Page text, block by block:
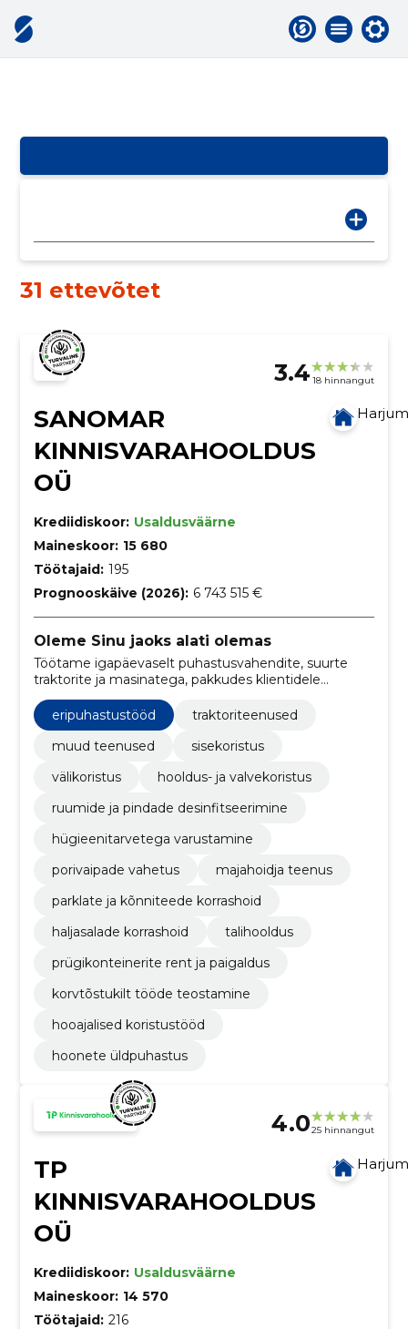
31 ettevõtet
3.4 18 hinnangut
SANOMAR
KINNISVARAHOOLDUS
OÜ
Krediidiskoor: Usaldusväärne
Maineskoor: 15 680
Töötajaid: 195
Prognooskäive (2026): 6 743 515 €
Oleme Sinu jaoks alati olemas
Töötame igapäevaselt puhastusvahendite, suurte
traktorite ja masinatega, pakkudes klientidele
täielikku kinnisvarahoolduse ja koristusteenuste
paketti.
eripuhastustööd
traktoriteenused
muud teenused
sisekoristus
välikoristus
hooldus- ja valvekoristus
ruumide ja pindade desinfitseerimine
hügieenitarvetega varustamine
porivaipade vahetus
majahoidja teenus
parklate ja kõnniteede korrashoid
haljasalade korrashoid
talihooldus
prügikonteinerite rent ja paigaldus
korvtõstukilt tööde teostamine
hooajalised koristustööd
hoonete üldpuhastus
4.025 hinnangut
TP
KINNISVARAHOOLDUS
OÜ
Krediidiskoor: Usaldusväärne
Maineskoor: 14 570
Töötajaid: 216